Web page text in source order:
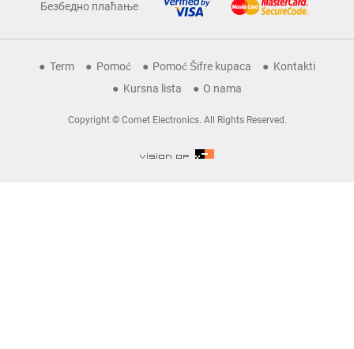
Безбедно плаћање
Term Pomoć Pomoć Šifre kupaca
Kontakti
Kursna lista
O nama
Copyright © Comet Electronics. All Rights Reserved.